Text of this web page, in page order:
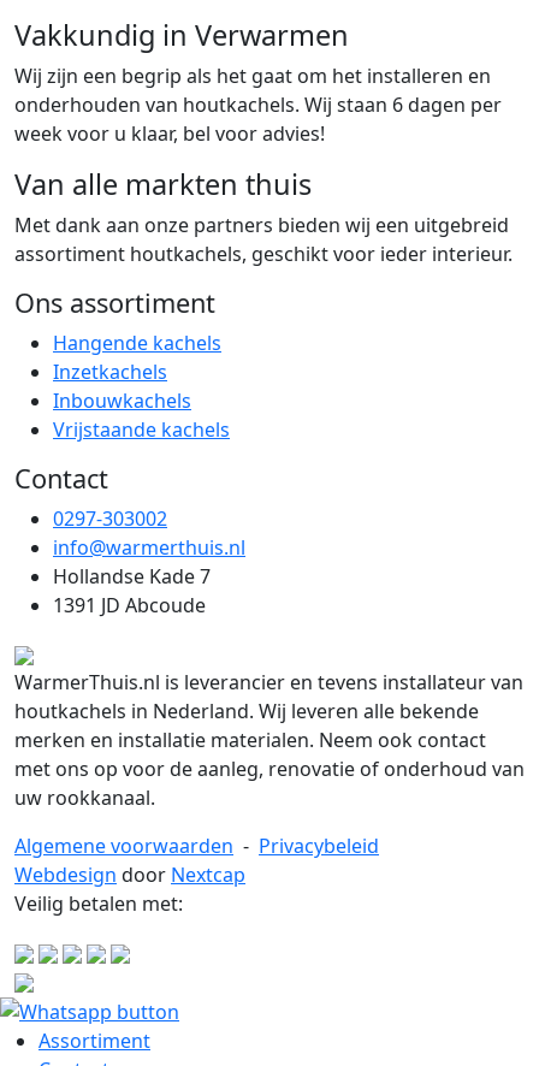
Vakkundig in Verwarmen
Wij zijn een begrip als het gaat om het installeren en
onderhouden van houtkachels. Wij staan 6 dagen per
week voor u klaar, bel voor advies!
Van alle markten thuis
Met dank aan onze partners bieden wij een uitgebreid
assortiment houtkachels, geschikt voor ieder interieur.
Ons assortiment
Hangende kachels
Inzetkachels
Inbouwkachels
Vrijstaande kachels
Contact
0297-303002
info@warmerthuis.nl
Hollandse Kade 7
1391 JD Abcoude
WarmerThuis.nl is leverancier en tevens installateur van
houtkachels in Nederland. Wij leveren alle bekende
merken en installatie materialen. Neem ook contact
met ons op voor de aanleg, renovatie of onderhoud van
uw rookkanaal.
Algemene voorwaarden - Privacybeleid
Webdesign door Nextcap
Veilig betalen met:
Assortiment